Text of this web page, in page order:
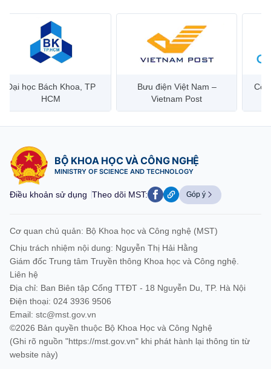
Bưu điện Việt Nam –
Vietnam Post
Công ty Cổ phần Hạ tầng
Viễn Thông CMC
BỘ KHOA HỌC VÀ CÔNG NGHỆ
MINISTRY OF SCIENCE AND TECHNOLOGY
Điều khoản sử dụng Theo dõi MST: Góp ý
Cơ quan chủ quản: Bộ Khoa học và Công nghệ (MST)
Chịu trách nhiệm nội dung: Nguyễn Thị Hải Hằng
Giám đốc Trung tâm Truyền thông Khoa học và Công nghệ.
Liên hệ
Địa chỉ: Ban Biên tập Cổng TTĐT - 18 Nguyễn Du, TP. Hà Nội
Điện thoại: 024 3936 9506
Email: stc@mst.gov.vn
©2026 Bản quyền thuộc Bộ Khoa Học và Công Nghệ
(Ghi rõ nguồn "https://mst.gov.vn" khi phát hành lại thông tin từ
website này)